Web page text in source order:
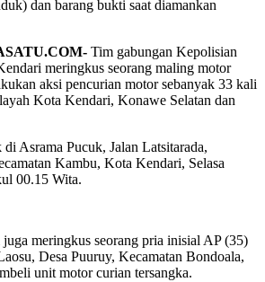
dan barang bukti saat diamankan
Tim gabungan Kepolisian
meringkus seorang maling motor
aksi pencurian motor sebanyak 33 kali
Kota Kendari, Konawe Selatan dan
Asrama Pucuk, Jalan Latsitarada,
Kambu, Kota Kendari, Selasa
00.15 Wita.
meringkus seorang pria inisial AP (35)
Desa Puuruy, Kecamatan Bondoala,
unit motor curian tersangka.